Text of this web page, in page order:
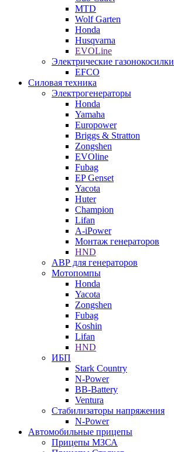
MTD
Wolf Garten
Honda
Husqvarna
EVOLine
Электрические газонокосилки
EFCO
Силовая техника
Электрогенераторы
Honda
Yamaha
Europower
Briggs & Stratton
Zongshen
EVOline
Fubag
EP Genset
Yacota
Huter
Champion
Lifan
A-iPower
Монтаж генераторов
HND
АВР для генераторов
Мотопомпы
Honda
Yacota
Zongshen
Fubag
Koshin
Lifan
HND
ИБП
Stark Country
N-Power
BB-Battery
Ventura
Стабилизаторы напряжения
N-Power
Автомобильные прицепы
Прицепы МЗСА